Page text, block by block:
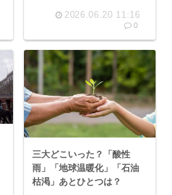
因は温暖化による海面上昇
2026.06.20 11:16
0
三大どこいった？「酸性
雨」「地球温暖化」「石油
枯渇」あとひとつは？